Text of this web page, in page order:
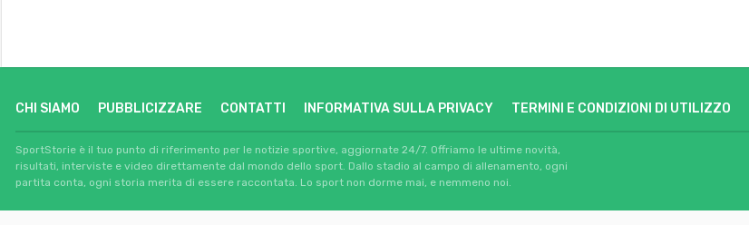
CHI SIAMO PUBBLICIZZARE CONTATTI INFORMATIVA SULLA PRIVACY TERMINI E CONDIZIONI DI UTILIZZO
SportStorie è il tuo punto di riferimento per le notizie sportive, aggiornate 24/7. Offriamo le ultime novità,
risultati, interviste e video direttamente dal mondo dello sport. Dallo stadio al campo di allenamento, ogni
partita conta, ogni storia merita di essere raccontata. Lo sport non dorme mai, e nemmeno noi.